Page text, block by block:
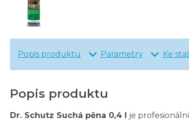
Popis produktu Parametry Ke
Popis produktu
Dr. Schutz Suchá pěna 0,4 l je